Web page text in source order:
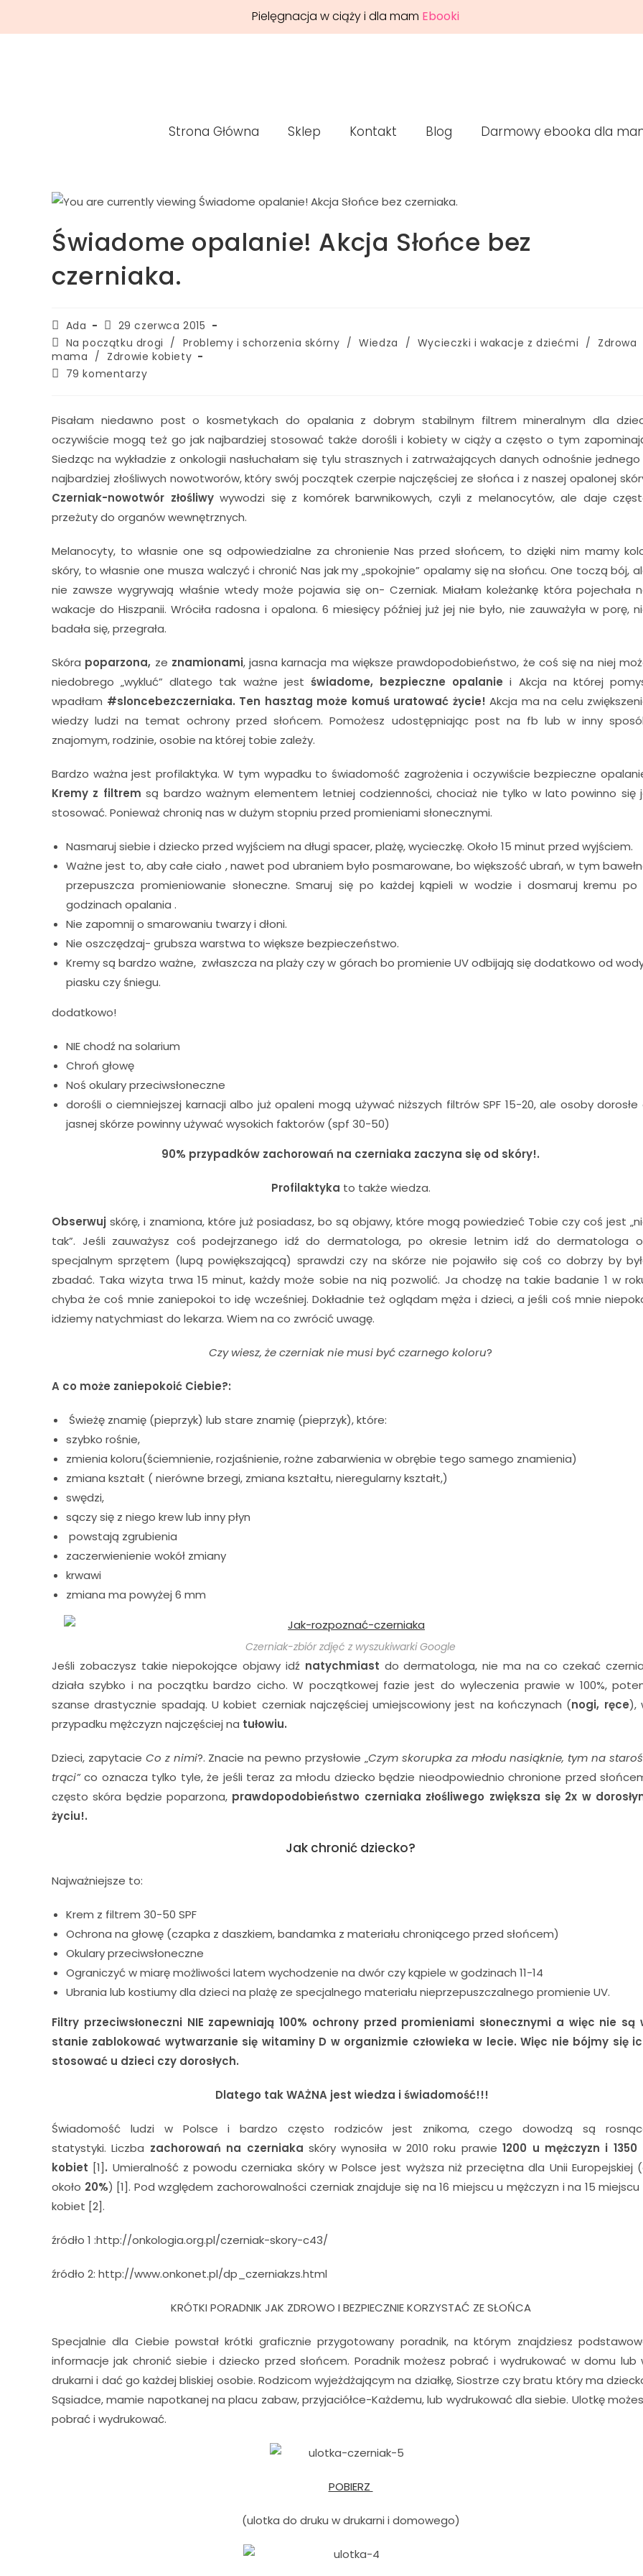
Pielęgnacja w ciąży i dla mam Ebooki
Strona Główna Sklep Kontakt Blog Darmowy ebooka dla
Świadome opalanie! Akcja Słońce bez
czerniaka.
Ada
29 czerwca 2015
Na początku drogi / Problemy i schorzenia skórny / Wiedza / Wycieczki i wakacje z dziećmi / Zdrowa
mama / Zdrowie kobiety
79 komentarzy
Pisałam niedawno post o kosmetykach do opalania z dobrym stabilnym filtrem mineralnym dla
oczywiście mogą też go jak najbardziej stosować także dorośli i kobiety w ciąży a często o tym
Siedząc na wykładzie z onkologii nasłuchałam się tylu strasznych i zatrważających danych odnośnie jednego
najbardziej złośliwych nowotworów, który swój początek czerpie najczęściej ze słońca i z naszej opalonej
Czerniak-nowotwór złośliwywywodzi się z komórek barwnikowych, czyli z melanocytów, ale daje
przeżuty do organów wewnętrznych.
Melanocyty, to własnie one są odpowiedzialne za chronienie Nas przed słońcem, to dzięki nim mamy
skóry, to własnie one musza walczyć i chronić Nas jak my „spokojnie” opalamy się na słońcu. One toczą bój,
nie zawsze wygrywają właśnie wtedy może pojawia się on- Czerniak. Miałam koleżankę która pojechała
wakacje do Hiszpanii. Wróciła radosna i opalona. 6 miesięcy później już jej nie było, nie zauważyła w porę,
badała się, przegrała.
Skóra poparzona, ze znamionami, jasna karnacja ma większe prawdopodobieństwo, że coś się na niej
niedobrego „wykluć” dlatego tak ważne jest świadome, bezpieczne opalanie i Akcja na której
wpadłam #sloncebezczerniaka. Ten hasztag może komuś uratować życie! Akcja ma na celu
wiedzy ludzi na temat ochrony przed słońcem. Pomożesz udostępniając post na fb lub w inny
znajomym, rodzinie, osobie na której tobie zależy.
Bardzo ważna jest profilaktyka. W tym wypadku to świadomość zagrożenia i oczywiście bezpieczne
Kremy z filtrem są bardzo ważnym elementem letniej codzienności, chociaż nie tylko w lato powinno się
stosować. Ponieważ chronią nas w dużym stopniu przed promieniami słonecznymi.
Nasmaruj siebie i dziecko przed wyjściem na długi spacer, plażę, wycieczkę. Około 15 minut przed wyjściem.
Ważne jest to, aby całe ciało , nawet pod ubraniem było posmarowane, bo większość ubrań, w tym
przepuszcza promieniowanie słoneczne. Smaruj się po każdej kąpieli w wodzie i dosmaruj kremu po
godzinach opalania .
Nie zapomnij o smarowaniu twarzy i dłoni.
Nie oszczędzaj- grubsza warstwa to większe bezpieczeństwo.
Kremy są bardzo ważne, zwłaszcza na plaży czy w górach bo promienie UV odbijają się dodatkowo od
piasku czy śniegu.
dodatkowo!
NIE chodź na solarium
Chroń głowę
Noś okulary przeciwsłoneczne
dorośli o ciemniejszej karnacji albo już opaleni mogą używać niższych filtrów SPF 15-20, ale osoby dorosłe
jasnej skórze powinny używać wysokich faktorów (spf 30-50)
90% przypadków zachorowań na czerniaka zaczyna się od skóry!.
Profilaktyka to także wiedza.
Obserwuj skórę, i znamiona, które już posiadasz, bo są objawy, które mogą powiedzieć Tobie czy coś jest
tak”. Jeśli zauważysz coś podejrzanego idź do dermatologa, po okresie letnim idź do dermatologa
specjalnym sprzętem (lupą powiększającą) sprawdzi czy na skórze nie pojawiło się coś co dobrzy by
zbadać. Taka wizyta trwa 15 minut, każdy może sobie na nią pozwolić. Ja chodzę na takie badanie 1 w
chyba że coś mnie zaniepokoi to idę wcześniej. Dokładnie też oglądam męża i dzieci, a jeśli coś mnie
idziemy natychmiast do lekarza. Wiem na co zwrócić uwagę.
Czy wiesz, że czerniak nie musi być czarnego koloru?
A co może zaniepokoić Ciebie?:
Świeżę znamię (pieprzyk) lub stare znamię (pieprzyk), które:
szybko rośnie,
zmienia koloru(ściemnienie, rozjaśnienie, rożne zabarwienia w obrębie tego samego znamienia)
zmiana kształt ( nierówne brzegi, zmiana kształtu, nieregularny kształt,)
swędzi,
sączy się z niego krew lub inny płyn
powstają zgrubienia
zaczerwienienie wokół zmiany
krwawi
zmiana ma powyżej 6 mm
Czerniak-zbiór zdjęć z wyszukiwarki Google
Jeśli zobaczysz takie niepokojące objawy idź natychmiast do dermatologa, nie ma na co czekać
działa szybko i na początku bardzo cicho. W początkowej fazie jest do wyleczenia prawie w 100%,
szanse drastycznie spadają. U kobiet czerniak najczęściej umiejscowiony jest na kończynach (nogi, ręce),
przypadku mężczyzn najczęściej na tułowiu.
Dzieci, zapytacie Co z nimi?. Znacie na pewno przysłowie „Czym skorupka za młodu nasiąknie, tym na
trąci”co oznacza tylko tyle, że jeśli teraz za młodu dziecko będzie nieodpowiednio chronione przed
często skóra będzie poparzona, prawdopodobieństwo czerniaka złośliwego zwiększa się 2x w
życiu!.
Jak chronić dziecko?
Najważniejsze to:
Krem z filtrem 30-50 SPF
Ochrona na głowę (czapka z daszkiem, bandamka z materiału chroniącego przed słońcem)
Okulary przeciwsłoneczne
Ograniczyć w miarę możliwości latem wychodzenie na dwór czy kąpiele w godzinach 11-14
Ubrania lub kostiumy dla dzieci na plażę ze specjalnego materiału nieprzepuszczalnego promienie UV.
Filtry przeciwsłoneczni NIE zapewniają 100% ochrony przed promieniami słonecznymi a więc nie są
stanie zablokować wytwarzanie się witaminy D w organizmie człowieka w lecie. Więc nie bójmy się
stosować u dzieci czy dorosłych.
Dlatego tak WAŻNA jest wiedza i świadomość!!!
Świadomość ludzi w Polsce i bardzo często rodziców jest znikoma, czego dowodzą są
statystyki. Liczba zachorowań na czerniaka skóry wynosiła w 2010 roku prawie1200 u mężczyzn i 1350
kobiet [1]. Umieralność z powodu czerniaka skóry w Polsce jest wyższa niż przeciętna dla Unii Europejskiej
około 20%) [1]. Pod względem zachorowalności czerniak znajduje się na 16 miejscu u mężczyzn i na 15 miejscu
kobiet [2].
źródło 1 :http://onkologia.org.pl/czerniak-skory-c43/
źródło 2: http://www.onkonet.pl/dp_czerniakzs.html
KRÓTKI PORADNIK JAK ZDROWO I BEZPIECZNIE KORZYSTAĆ ZE SŁOŃCA
Specjalnie dla Ciebie powstał krótki graficznie przygotowany poradnik, na którym znajdziesz
informacje jak chronić siebie i dziecko przed słońcem. Poradnik możesz pobrać i wydrukować w domu lub
drukarni i dać go każdej bliskiej osobie. Rodzicom wyjeżdżającym na działkę, Siostrze czy bratu który ma
Sąsiadce, mamie napotkanej na placu zabaw, przyjaciółce-Każdemu, lub wydrukować dla siebie. Ulotkę
pobrać i wydrukować.
POBIERZ
(ulotka do druku w drukarni i domowego)